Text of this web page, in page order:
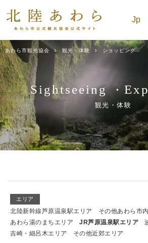
あわら市観光協会 観光・体験 ショッピング
Sightseeing・
観光・体験
エリア
北陸新幹線芦原温泉駅エリア
その他あわら市
あわら湯のまちエリア
JR芦原温泉駅エリア
吉崎・細呂木エリア
その他近郊エリア